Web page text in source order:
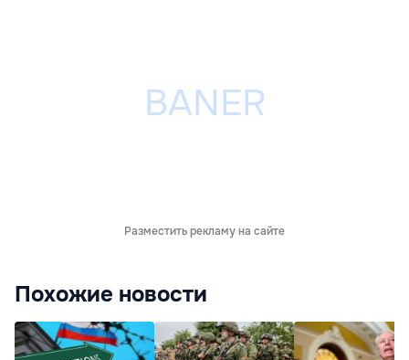
Разместить рекламу на сайте
Похожие новости